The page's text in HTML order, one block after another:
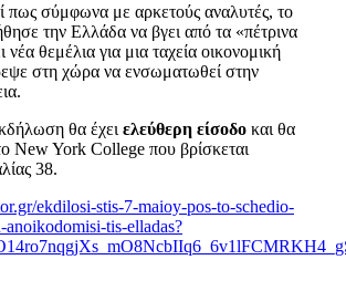
πως σύμφωνα με αρκετούς αναλυτές, το
την Ελλάδα να βγει από τα «πέτρινα
νέα θεμέλια για μια ταχεία οικονομική
στη χώρα να ενσωματωθεί στην
θα έχει ελεύθερη είσοδο και θα
New York College που βρίσκεται
38.
ekdilosi-stis-7-maioy-pos-to-schedio-
anoikodomisi-tis-elladas?